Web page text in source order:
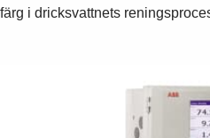
färg i dricksvattnets